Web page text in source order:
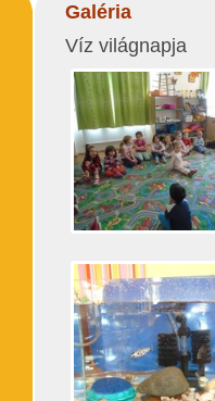
Galéria
Víz világnapja